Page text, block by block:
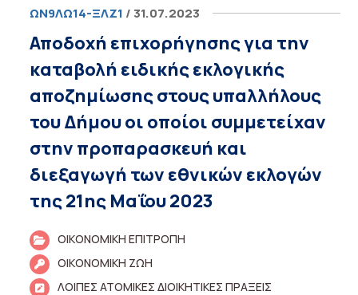
ΩΝ9ΛΩ14-ΞΛΖ1 / 31.07.2023
Αποδοχή επιχορήγησης για την
καταβολή ειδικής εκλογικής
αποζημίωσης στους υπαλλήλους
του Δήμου οι οποίοι συμμετείχαν
στην προπαρασκευή και
διεξαγωγή των εθνικών εκλογών
της 21ης Μαΐου 2023
ΟΙΚΟΝΟΜΙΚΗ ΕΠΙΤΡΟΠΗ
ΟΙΚΟΝΟΜΙΚΗ ΖΩΗ
ΛΟΙΠΕΣ ΑΤΟΜΙΚΕΣ ΔΙΟΙΚΗΤΙΚΕΣ ΠΡΑΞΕΙΣ